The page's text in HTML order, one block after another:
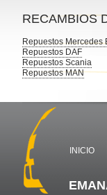
RECAMBIOS
Repuestos Mercedes
Repuestos DAF
Repuestos Scania
Repuestos MAN
INICIO